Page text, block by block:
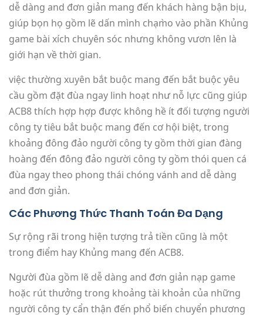
dễ dàng and đơn giản mang đến khách hàng bận bịu,
giúp bọn họ gồm lẽ dấn mình chạm̀o vào phần Khủng
game bài xích chuyên sóc nhưng không vươn lên là
giới hạn về thời gian.
việc thường xuyên bắt buộc mang đến bắt buộc yêu
cầu gồm đặt đùa ngay linh hoạt như nỗ lực cũng giúp
ACB8 thích hợp hợp được không hề ít đối tượng người
công ty tiêu bắt buộc mang đến cơ hội biệt, trong
khoảng đông đảo người công ty gồm thời gian đàng
hoàng đến đông đảo người công ty gồm thói quen cá
đùa ngay theo phong thái chóng vánh and dễ dàng
and đơn giản.
Các Phương Thức Thanh Toán Đa Dạng
Sự rộng rãi trong hiện tượng trả tiền cũng là một
trong điểm hay Khủng mang đến ACB8.
Người đùa gồm lẽ dễ dàng and đơn giản nạp game
hoặc rút thưởng trong khoảng tài khoản của những
người công ty cẩn thận đến phổ biến chuyển phương